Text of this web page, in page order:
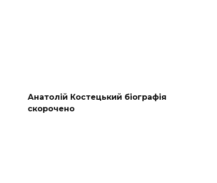
Анатолій Костецький біографія
скорочено